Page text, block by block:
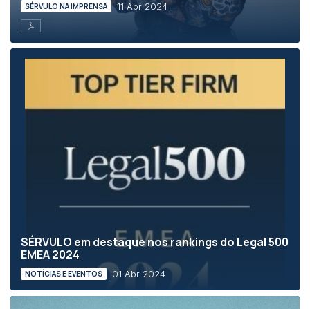
SÉRVULO NA IMPRENSA 11 Abr 2024
SÉRVULO em destaque nos rankings do Legal 500
EMEA 2024
NOTÍCIAS E EVENTOS 01 Abr 2024